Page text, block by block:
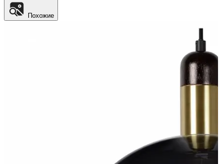
Похожие